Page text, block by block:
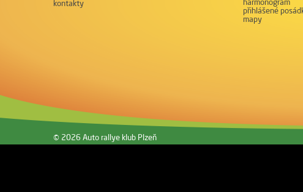
kontakty
přihlášené
mapy
© 2026 Auto rallye klub Plzeň